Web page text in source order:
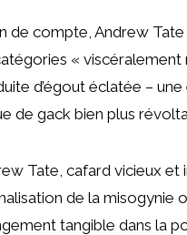
de compte, Andrew Tate
« viscéralement
d’égout éclatée –
de gack bien plus
Tate, cafard vicieux et
de la misogynie
tangible dans la